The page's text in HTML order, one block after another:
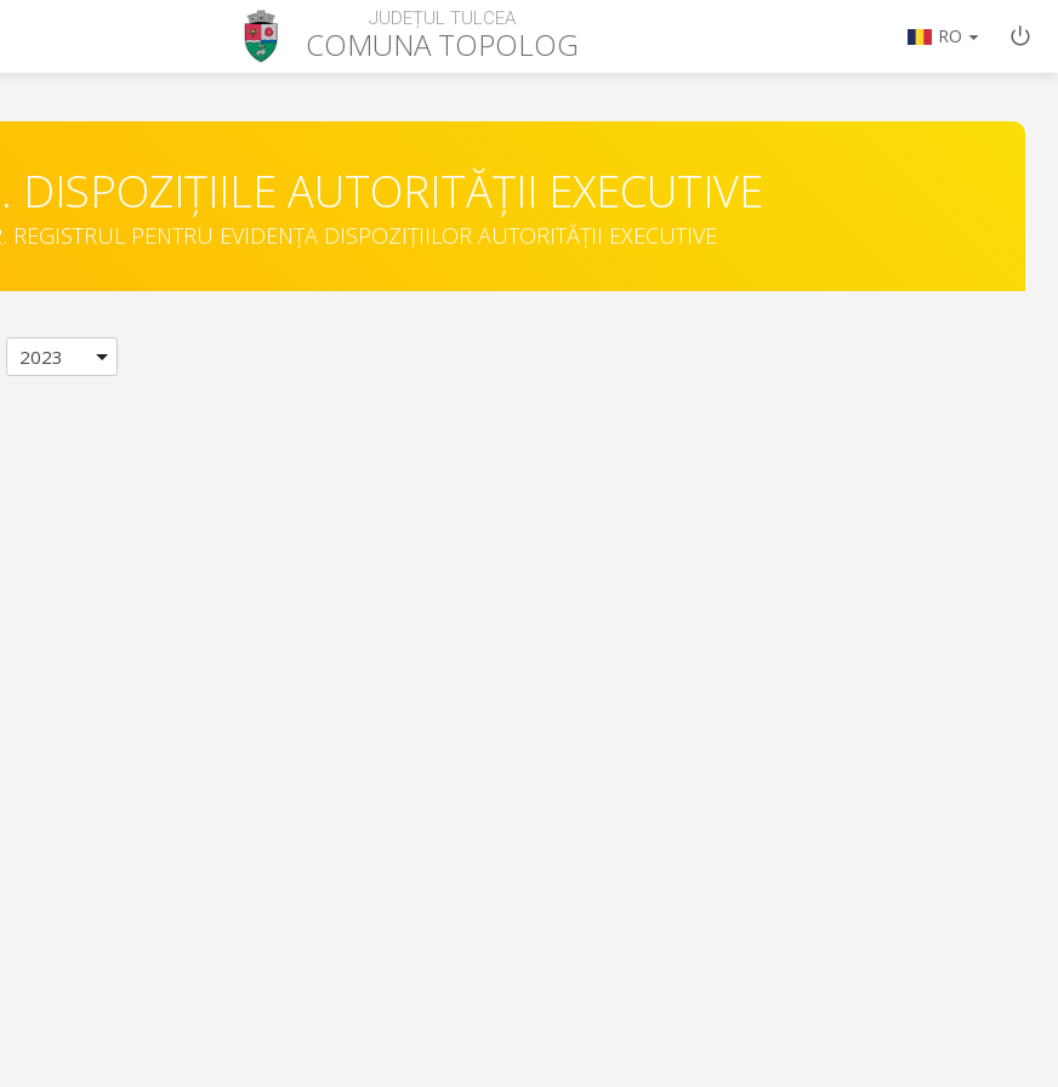
JUDEȚUL TULCEA
COMUNATOPOLOG RO
DISPOZIȚIILE AUTORITĂȚII EXECUTIVE
REGISTRUL PENTRU EVIDENȚA DISPOZIȚIILOR AUTORITĂȚII EXECUTIVE